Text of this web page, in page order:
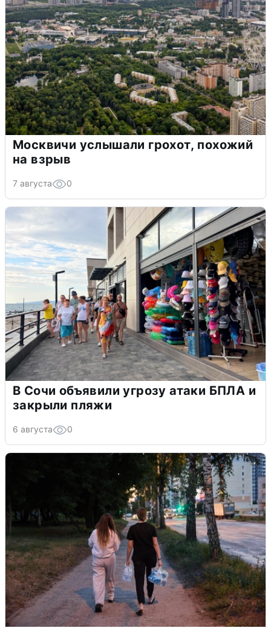
Москвичи услышали грохот, похожий
на взрыв
7 августа 0
В Сочи объявили угрозу атаки БПЛА и
закрыли пляжи
6 августа 0